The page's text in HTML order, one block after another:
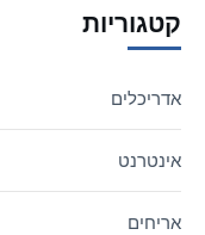
קטגוריות
אדריכלים
אינטרנט
אריחים